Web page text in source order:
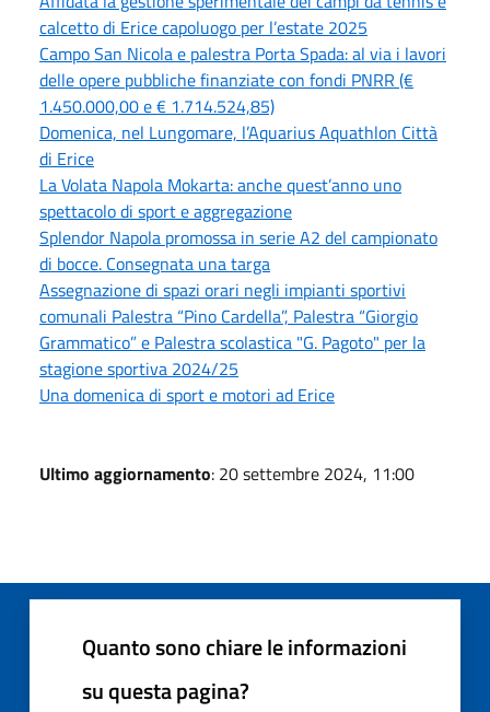
calcetto di Erice capoluogo per l’estate 2025
Campo San Nicola e palestra Porta Spada: al via i lavori
delle opere pubbliche finanziate con fondi PNRR (€
1.450.000,00 e € 1.714.524,85)
Domenica, nel Lungomare, l’Aquarius Aquathlon Città
di Erice
La Volata Napola Mokarta: anche quest’anno uno
spettacolo di sport e aggregazione
Splendor Napola promossa in serie A2 del campionato
di bocce. Consegnata una targa
Assegnazione di spazi orari negli impianti sportivi
comunali Palestra “Pino Cardella”, Palestra “Giorgio
Grammatico” e Palestra scolastica "G. Pagoto" per la
stagione sportiva 2024/25
Una domenica di sport e motori ad Erice
Ultimo aggiornamento: 20 settembre 2024, 11:00
Quanto sono chiare le informazioni
su questa pagina?